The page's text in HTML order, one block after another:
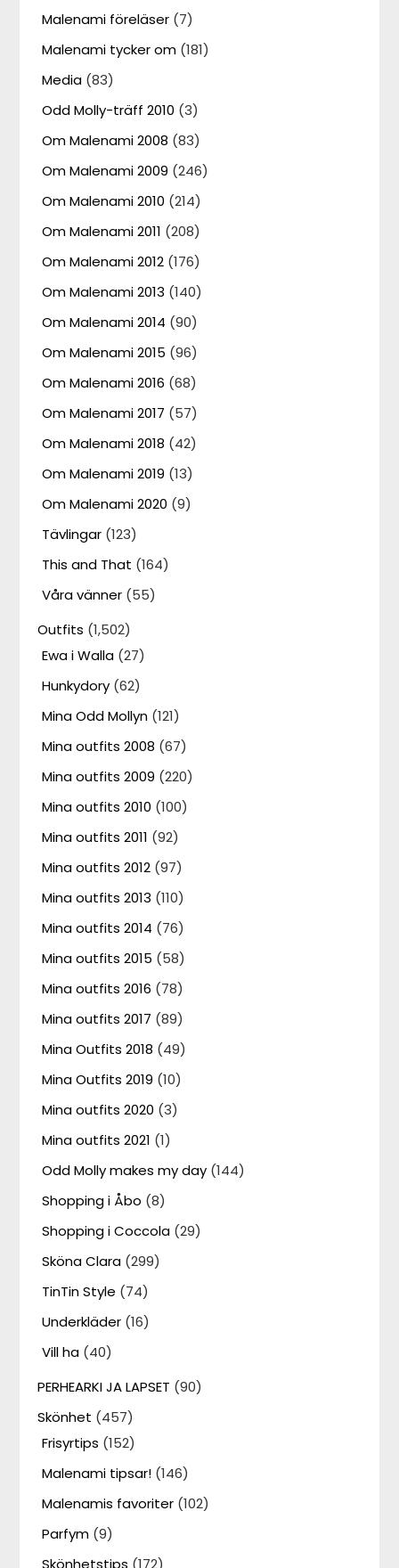
Malenami föreläser (7)
Malenami tycker om (181)
Media (83)
Odd Molly-träff 2010 (3)
Om Malenami 2008 (83)
Om Malenami 2009 (246)
Om Malenami 2010 (214)
Om Malenami 2011 (208)
Om Malenami 2012 (176)
Om Malenami 2013 (140)
Om Malenami 2014 (90)
Om Malenami 2015 (96)
Om Malenami 2016 (68)
Om Malenami 2017 (57)
Om Malenami 2018 (42)
Om Malenami 2019 (13)
Om Malenami 2020 (9)
Tävlingar (123)
This and That (164)
Våra vänner (55)
Outfits (1,502)
Ewa i Walla (27)
Hunkydory (62)
Mina Odd Mollyn (121)
Mina outfits 2008 (67)
Mina outfits 2009 (220)
Mina outfits 2010 (100)
Mina outfits 2011 (92)
Mina outfits 2012 (97)
Mina outfits 2013 (110)
Mina outfits 2014 (76)
Mina outfits 2015 (58)
Mina outfits 2016 (78)
Mina outfits 2017 (89)
Mina Outfits 2018 (49)
Mina Outfits 2019 (10)
Mina outfits 2020 (3)
Mina outfits 2021 (1)
Odd Molly makes my day (144)
Shopping i Åbo (8)
Shopping i Coccola (29)
Sköna Clara (299)
TinTin Style (74)
Underkläder (16)
Vill ha (40)
PERHEARKI JA LAPSET (90)
Skönhet (457)
Frisyrtips (152)
Malenami tipsar! (146)
Malenamis favoriter (102)
Parfym (9)
Skönhetstips (172)